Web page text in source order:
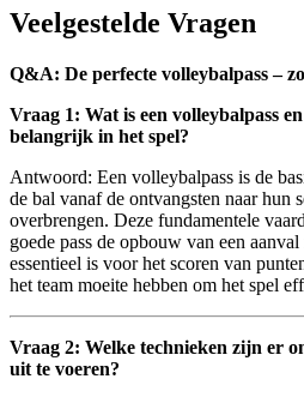
Veelgestelde Vragen
Q&A: De perfecte volleybalpass –
Vraag 1: Wat is een volleybalpass
belangrijk in het spel?
Antwoord: ‌Een volleybalpass​ is de
de⁣ bal ⁣vanaf de⁢ ontvangsten naar hun
overbrengen. Deze fundamentele
goede pass de‌ opbouw van een
essentieel⁢ is voor het‍ scoren ⁤van
het ​team moeite ‌hebben ​om ‍het spel
Vraag 2: Welke ⁢technieken zijn er
uit te voeren?